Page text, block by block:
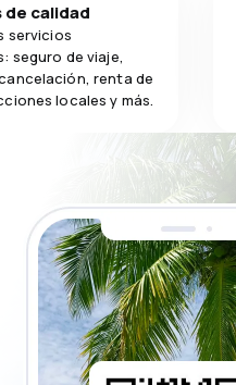
calidad
servicios
seguro de viaje,
renta de
locales y más.